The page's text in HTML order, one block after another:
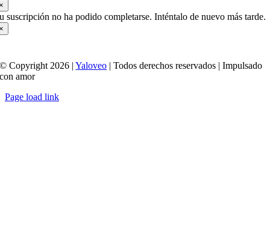
suscripción no ha podido completarse. Inténtalo de nuevo más tarde.
© Copyright 2026 |Yaloveo | Todos derechos reservados | Impulsado
con amor
Page load link